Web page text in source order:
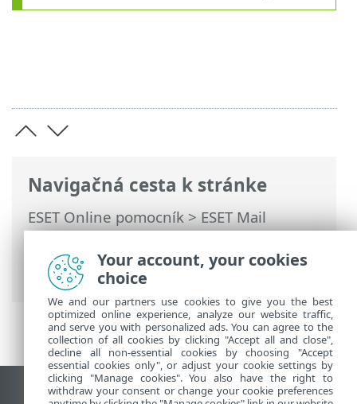
Navigačná cesta k stránke
ESET Online pomocník>ESET Mail
Security>Rozšírené nastavenia>
Aktualizácie> Naplánovaná úloha –
Aktualizácia
Zobraziť stránku ako na počítači
Your account, your cookies
choice
We and our partners use cookies to give you the best
optimized online experience, analyze our website traffic,
and serve you with personalized ads. You can agree to the
collection of all cookies by clicking "Accept all and close",
decline all non-essential cookies by choosing "Accept
essential cookies only", or adjust your cookie settings by
clicking "Manage cookies". You also have the right to
withdraw your consent or change your cookie preferences